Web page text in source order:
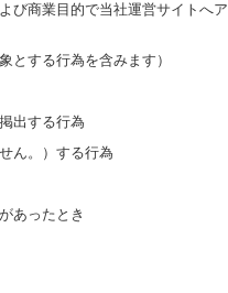
び商業目的で当社運営サイトへア
とする行為を含みます）
出する行為
ん。）する行為
あったとき